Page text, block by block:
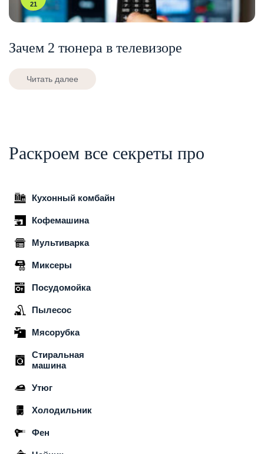
21
Зачем 2 тюнера в телевизоре
Читать далее
Раскроем все секреты про
Кухонный комбайн
Кофемашина
Мультиварка
Миксеры
Посудомойка
Пылесос
Мясорубка
Стиральная
машина
Утюг
Холодильник
Фен